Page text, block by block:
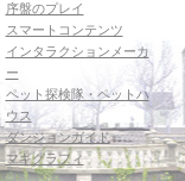
序盤のプレイ
スマートコンテンツ
インタラクションメーカ
ー
ペット探検隊・ペットハ
ウス
ダンジョンガイド
マギグラフィ